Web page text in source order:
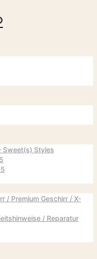
Sweet(s) Styles
/ Premium Geschirr / X-
/ Reparatur